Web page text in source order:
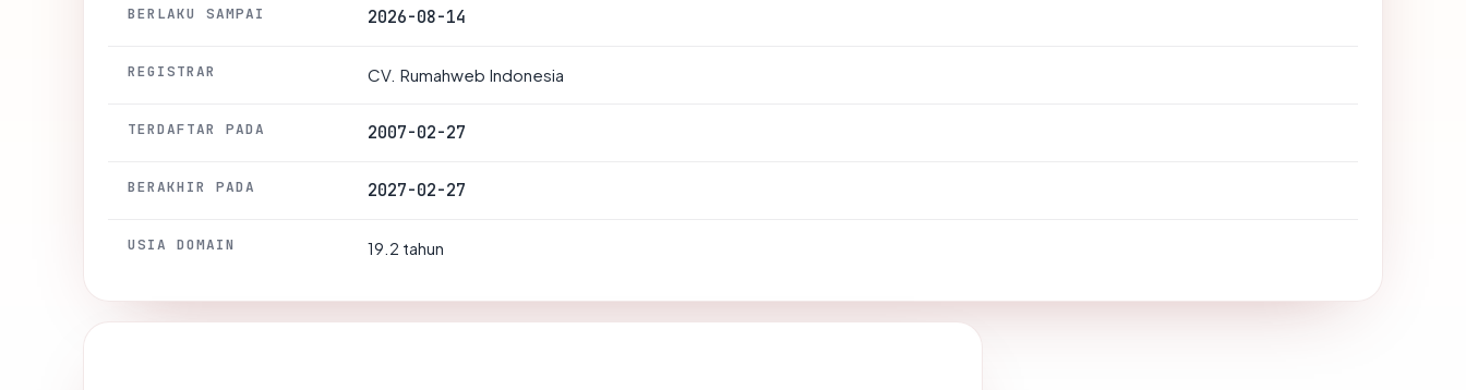
BERLAKU SAMPAI 2026-08-14
REGISTRAR CV. Rumahweb Indonesia
TERDAFTAR PADA 2007-02-27
BERAKHIR PADA 2027-02-27
USIA DOMAIN 19.2 tahun